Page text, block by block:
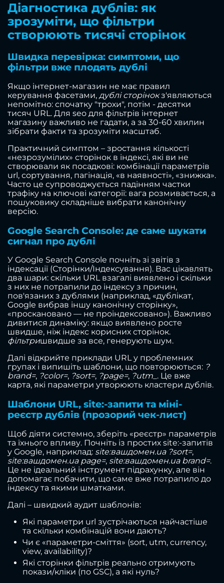
Діагностика дублів: як
зрозуміти, що фільтри
створюють тисячі сторінок
Швидка перевірка: симптоми, що
фільтри вже плодять дублі
Якщо інтернет-магазин не має правил
керування фасетами, дублі сторінокз'являються
непомітно: спочатку "трохи", потім - десятки
тисяч URL. Для seo для фільтрів інтернет
магазину важливо не гадати, а за 30-60 хвилин
зібрати факти та зрозуміти масштаб.
Практичний симптом – зростання кількості
«незрозумілих» сторінок в індексі, які ви не
створювали як посадкові: комбінації параметрів
url, сортування, пагінація, «в наявності», «знижка».
Часто це супроводжується падінням частки
трафіку на ключові категорії: вага розмивається, а
пошуковику складніше вибрати канонічну
версію.
Google Search Console: де саме шукати
сигнал про дублі
У Google Search Console почніть зі звітів з
індексації (Сторінки/Індексування). Вас цікавлять
два шари: скільки URL взагалі виявлено і скільки
з них не потрапили до індексу з причин,
пов'язаних з дублями (наприклад, «дублікат,
Google вибрав іншу канонічну сторінку»,
«проскановано — не проіндексовано»). Важливо
дивитися динаміку: якщо виявлено росте
швидше, ніж індекс корисних сторінок.
фільтришвидше за все, генерують шум.
Далі відкрийте приклади URL у проблемних
групах і випишіть шаблони, що повторюються: ?
brand=, ?color=, ?sort=, ?page=, ?utm_ . Це вже
карта, які параметри утворюють кластери дублів.
Шаблони URL, site:-запити та міні-
реєстр дублів (прозорий чек-лист)
Щоб діяти системно, зберіть «реєстр» параметрів
та їхнього впливу. Почніть із простих site:-запитів
у Google, наприклад: site:вашдомен.ua ?sort=,
site:вашдомен.ua page=, site:вашдомен.ua brand=.
Це не ідеальний інструмент підрахунку, але він
допомагає побачити, що саме вже потрапило до
індексу та якими шматками.
Далі – швидкий аудит шаблонів:
Які параметри url зустрічаються найчастіше
та скільки комбінацій вони дають?
Чи є «параметри-сміття» (sort, utm, currency,
view, availability)?
Які сторінки фільтрів реально отримують
покази/кліки (по GSC), а які нуль?